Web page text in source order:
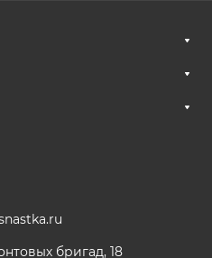
бригад, 18